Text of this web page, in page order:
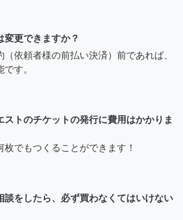
変更できますか？
（依頼者様の前払い決済）前であれば、
す。
ストのチケットの発行に費用はかかりま
枚でもつくることができます！
談をしたら、必ず買わなくてはいけない